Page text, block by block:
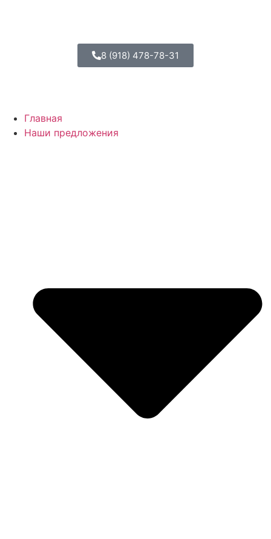
8 (918) 478-78-31
Главная
Наши предложения